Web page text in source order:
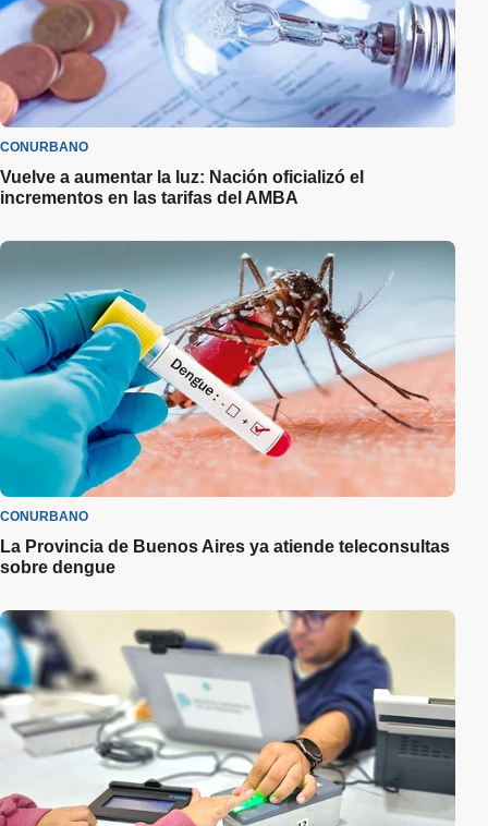
CONURBANO
Vuelve a aumentar la luz: Nación oficializó el
incrementos en las tarifas del AMBA
CONURBANO
La Provincia de Buenos Aires ya atiende teleconsultas
sobre dengue